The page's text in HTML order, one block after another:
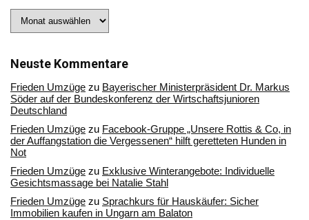
Sie
Archiv
Neuste Kommentare
Frieden Umzüge zu Bayerischer Ministerpräsident Dr. Markus
Söder auf der Bundeskonferenz der Wirtschaftsjunioren
Deutschland
Frieden Umzüge zu Facebook-Gruppe „Unsere Rottis & Co, in
der Auffangstation die Vergessenen“ hilft geretteten Hunden in
Not
Frieden Umzüge zu Exklusive Winterangebote: Individuelle
Gesichtsmassage bei Natalie Stahl
Frieden Umzüge zu Sprachkurs für Hauskäufer: Sicher
Immobilien kaufen in Ungarn am Balaton